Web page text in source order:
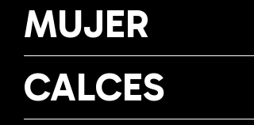
MUJER
CALCES